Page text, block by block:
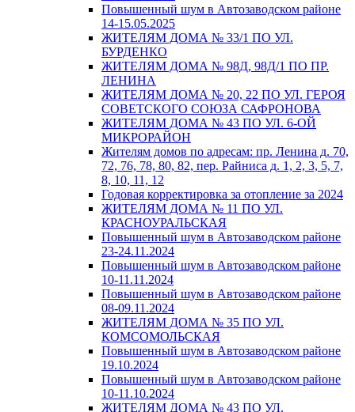
Повышенный шум в Автозаводском районе
14-15.05.2025
ЖИТЕЛЯМ ДОМА № 33/1 ПО УЛ.
БУРДЕНКО
ЖИТЕЛЯМ ДОМА № 98Д, 98Д/1 ПО ПР.
ЛЕНИНА
ЖИТЕЛЯМ ДОМА № 20, 22 ПО УЛ. ГЕРОЯ
СОВЕТСКОГО СОЮЗА САФРОНОВА
ЖИТЕЛЯМ ДОМА № 43 ПО УЛ. 6-ОЙ
МИКРОРАЙОН
Жителям домов по адресам: пр. Ленина д. 70,
72, 76, 78, 80, 82, пер. Райниса д. 1, 2, 3, 5, 7,
8, 10, 11, 12
Годовая корректировка за отопление за 2024
ЖИТЕЛЯМ ДОМА № 11 ПО УЛ.
КРАСНОУРАЛЬСКАЯ
Повышенный шум в Автозаводском районе
23-24.11.2024
Повышенный шум в Автозаводском районе
10-11.11.2024
Повышенный шум в Автозаводском районе
08-09.11.2024
ЖИТЕЛЯМ ДОМА № 35 ПО УЛ.
КОМСОМОЛЬСКАЯ
Повышенный шум в Автозаводском районе
19.10.2024
Повышенный шум в Автозаводском районе
10-11.10.2024
ЖИТЕЛЯМ ДОМА № 43 ПО УЛ.